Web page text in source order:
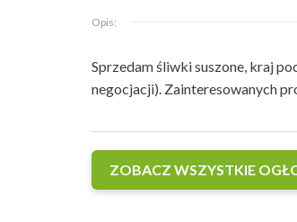
Opis:
Sprzedam śliwki suszone, kraj
negocjacji). Zainteresowanych
ZOBACZ WSZYSTKIE